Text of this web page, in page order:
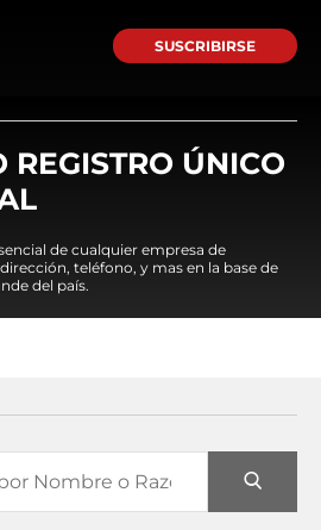
SUSCRIBIRSE
REGISTRO ÚNICO
de cualquier empresa de
teléfono, y mas en la base de
del país.